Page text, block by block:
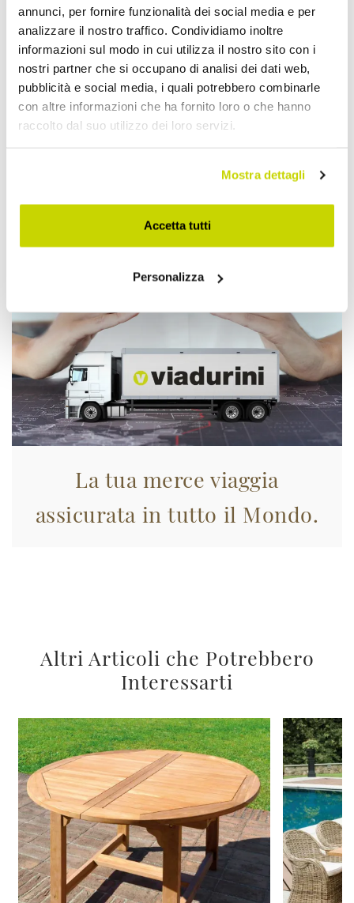
annunci, per fornire funzionalità dei social media e per
analizzare il nostro traffico. Condividiamo inoltre
informazioni sul modo in cui utilizza il nostro sito con i
nostri partner che si occupano di analisi dei dati web,
pubblicità e social media, i quali potrebbero combinarle
con altre informazioni che ha fornito loro o che hanno
raccolto dal suo utilizzo dei loro servizi.
Mostra dettagli
Accetta tutti
Personalizza
Approfittane subito!
La tua merce viaggia
assicurata in tutto il Mondo.
Altri Articoli che Potrebbero
Interessarti